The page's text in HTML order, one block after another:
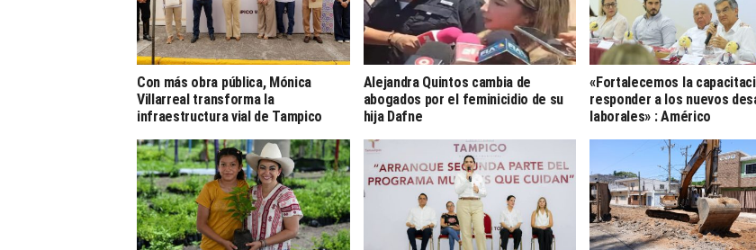
Con más obra pública, Mónica
Villarreal transforma la
infraestructura vial de Tampico
Alejandra Quintos cambia de
abogados por el feminicidio de su
hija Dafne
«Fortalecemos la
responder a los nuevos
laborales» : Américo